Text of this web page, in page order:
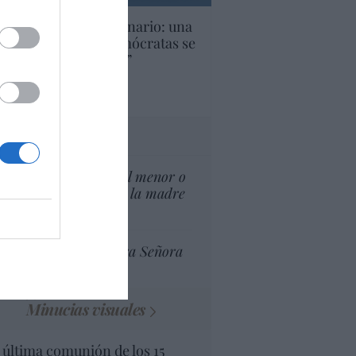
Inquietante escenario: una
parte de los demócratas se
como “socialista”
Aguirre
anteriores
¿El Superior interés el menor o
el superior interés de la madre
Ceuta celebra Nuestra Señora
Minucias visuales
comunión de los 15